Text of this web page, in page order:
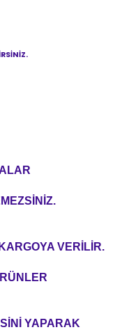
VERİLİR.
YAPARAK